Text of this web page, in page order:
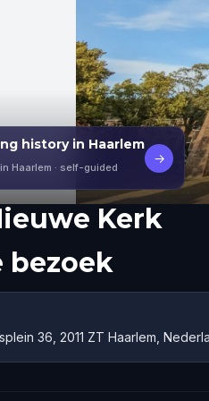
history in Haarlem
Haarlem · self-guided
→
Kerk
bezoek
36, 2011 ZT Haarlem,